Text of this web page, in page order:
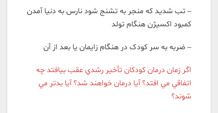
– تب شدید که منجر به تشنج شود نارس به دنیا آمدن
کمبود اکسیژن هنگام تولد
– ضربه به سر کودک در هنگام زایمان یا بعد از آن
اگر زمان درمان كودكان تأخير رشدي عقب بيافتد چه
اتفاقي مي افتد؟ آيا درمان خواهند شد؟ آيا بدتر مي
شوند؟